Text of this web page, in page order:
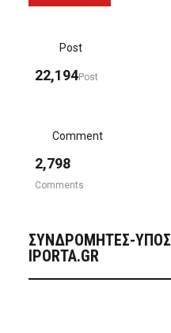
Post
22,194Post
Comment
2,798
Comments
ΣΥΝΔΡΟΜΗΤΈΣ-
IPORTA.GR